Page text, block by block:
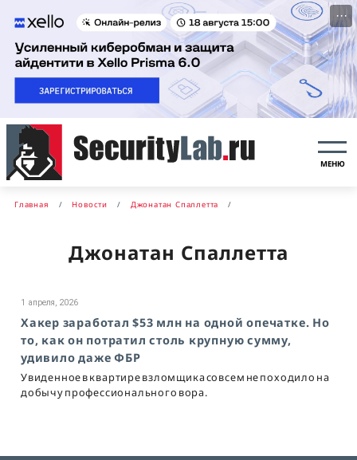
···
МЕНЮ
Главная Новости Джонатан Спаллетта
Джонатан Спаллетта
1 апреля, 2026
Хакер заработал $53 млн на одной опечатке. Но
то, как он потратил столь крупную сумму,
удивило даже ФБР
Увиденное в квартире взломщика совсем не походило на
добычу профессионального вора.